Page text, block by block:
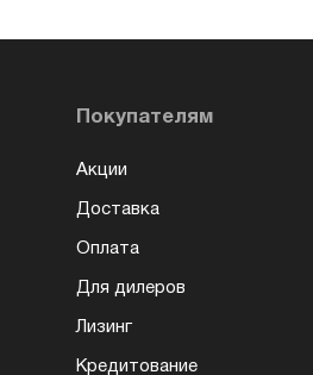
Покупателям
Акции
Доставка
Оплата
Для дилеров
Лизинг
Кредитование